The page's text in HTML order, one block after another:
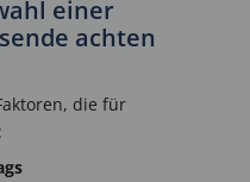
einer
achten
die für